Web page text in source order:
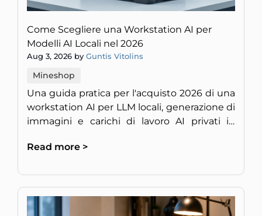
Come Scegliere una Workstation AI per
Modelli AI Locali nel 2026
Aug 3, 2026 by Guntis Vitolins
Mineshop
Una guida pratica per l'acquisto 2026 di una
workstation AI per LLM locali, generazione di
immagini e carichi di lavoro AI privati in
Read more >